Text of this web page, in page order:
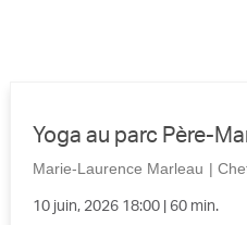
Yoga au parc Père-
Marie-Laurence Marleau |
10 juin, 2026 18:00 | 60 min.